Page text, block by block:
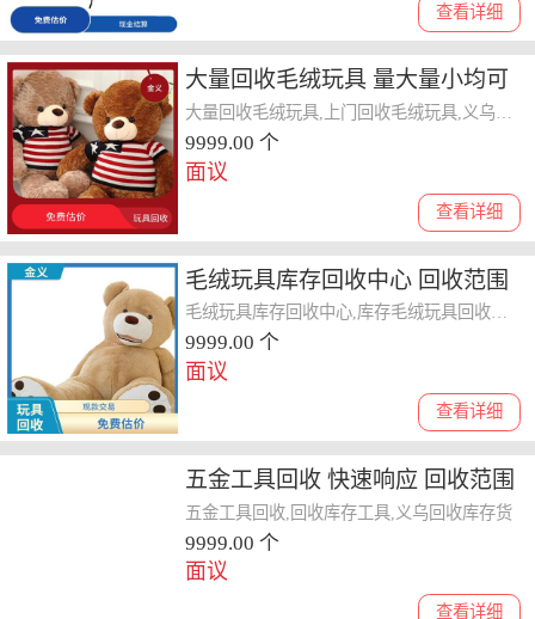
查看详细
大量回收毛绒玩具 量大量小均可
保护客户隐私 加大使用效率
9999.00 个
面议
查看详细
毛绒玩具库存回收中心 回收范围
广泛 回收范围广
毛绒玩具库存回收中心,库存毛绒玩具回收电话,回收库存毛绒玩具
9999.00 个
面议
查看详细
五金工具回收 快速响应 回收范围
广 回收范围广泛
五金工具回收,回收库存工具,义乌回收库存货
9999.00 个
面议
查看详细